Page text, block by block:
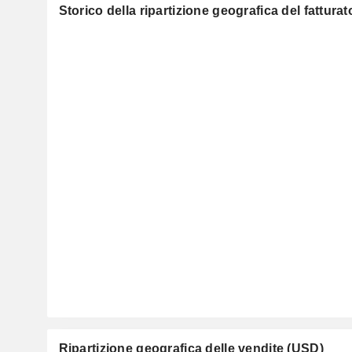
Storico della ripartizione geografica del
Ripartizione geografica delle vendite (USD)